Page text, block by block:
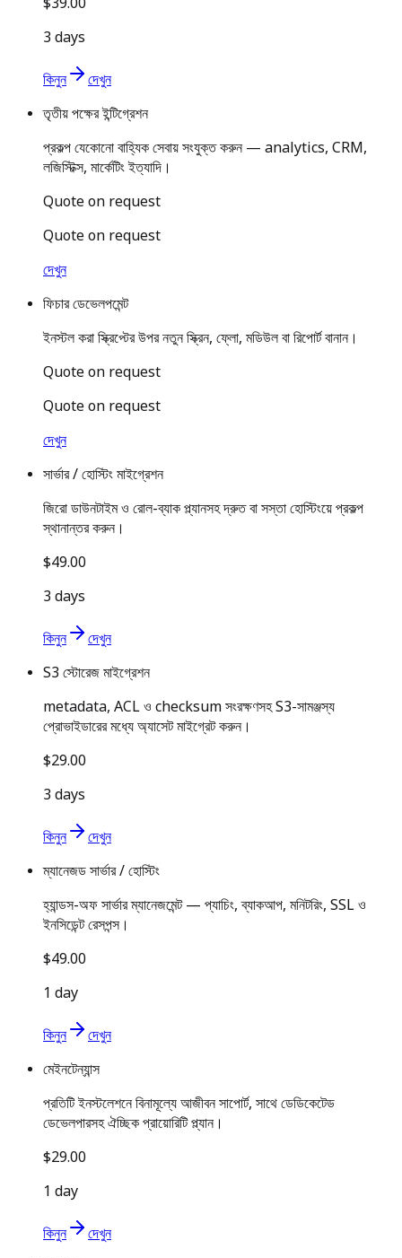
$39.00
3 days
কিনুন
দেখুন
তৃতীয় পক্ষের ইন্টিগ্রেশন
প্রকল্প যেকোনো বাহ্যিক সেবায় সংযুক্ত করুন — analytics, CRM,
লজিস্টিক্স, মার্কেটিং ইত্যাদি।
Quote on request
Quote on request
দেখুন
ফিচার ডেভেলপমেন্ট
ইনস্টল করা স্ক্রিপ্টের উপর নতুন স্ক্রিন, ফ্লো, মডিউল বা রিপোর্ট বানান।
Quote on request
Quote on request
দেখুন
সার্ভার / হোস্টিং মাইগ্রেশন
জিরো ডাউনটাইম ও রোল-ব্যাক প্ল্যানসহ দ্রুত বা সস্তা হোস্টিংয়ে প্রকল্প
স্থানান্তর করুন।
$49.00
3 days
কিনুন
দেখুন
S3 স্টোরেজ মাইগ্রেশন
metadata, ACL ও checksum সংরক্ষণসহ S3-সামঞ্জস্য
প্রোভাইডারের মধ্যে অ্যাসেট মাইগ্রেট করুন।
$29.00
3 days
কিনুন
দেখুন
ম্যানেজড সার্ভার / হোস্টিং
হ্যান্ডস-অফ সার্ভার ম্যানেজমেন্ট — প্যাচিং, ব্যাকআপ, মনিটরিং, SSL ও
ইনসিডেন্ট রেসপন্স।
$49.00
1 day
কিনুন
দেখুন
মেইনটেন্যান্স
প্রতিটি ইনস্টলেশনে বিনামূল্যে আজীবন সাপোর্ট, সাথে ডেডিকেটেড
ডেভেলপারসহ ঐচ্ছিক প্রায়োরিটি প্ল্যান।
$29.00
1 day
কিনুন
দেখুন